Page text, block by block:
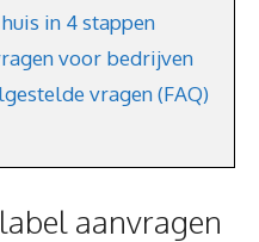
in 4 stappen
voor bedrijven
vragen (FAQ)
aanvragen